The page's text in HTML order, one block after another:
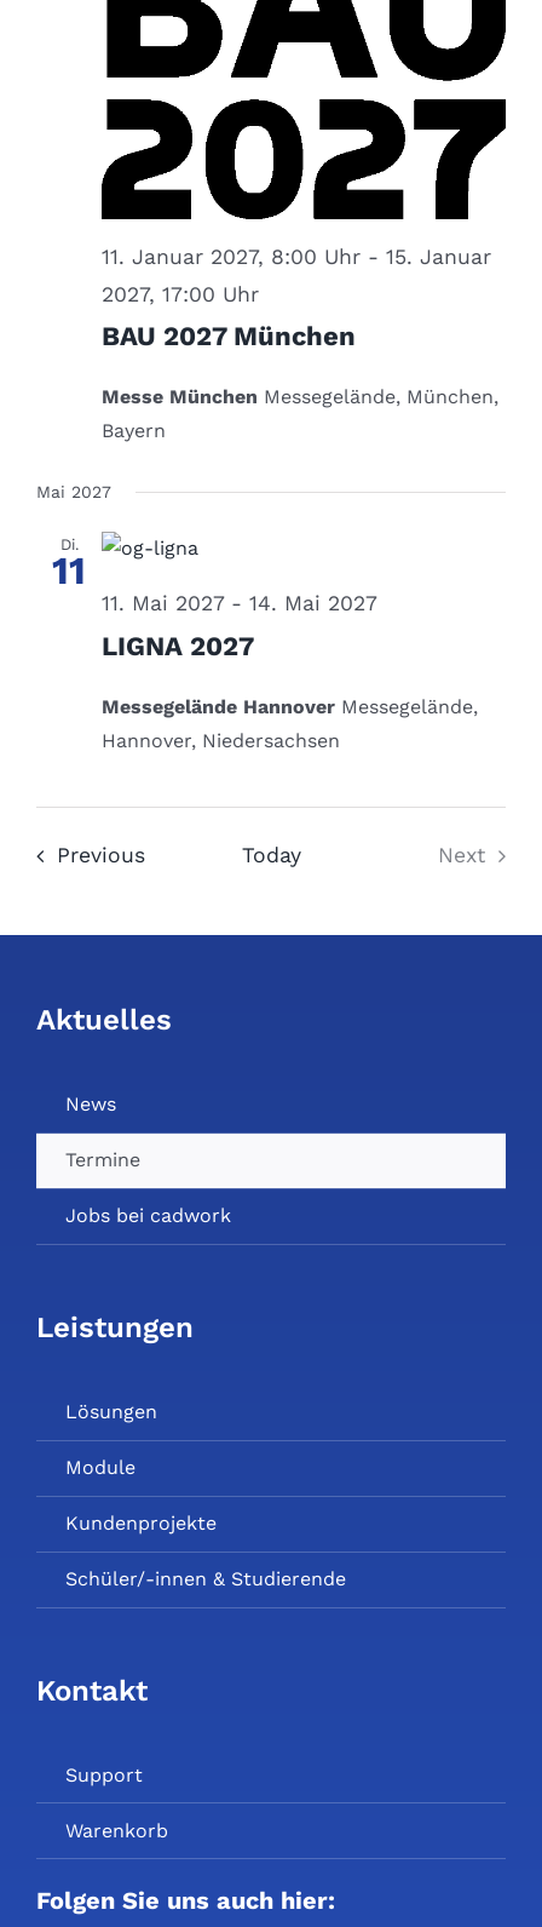
11. Januar 2027, 8:00 Uhr - 15. Januar
2027, 17:00 Uhr
BAU 2027 München
Messe München Messegelände, München,
Bayern
Mai 2027
Di.
11
11. Mai 2027- 14. Mai 2027
LIGNA 2027
Messegelände Hannover Messegelände,
Hannover, Niedersachsen
PreviousVeranstaltungen
Today
Next
Aktuelles
News
Termine
Jobs bei cadwork
Leistungen
Lösungen
Module
Kundenprojekte
Schüler/-innen & Studierende
Kontakt
Support
Warenkorb
Folgen Sie uns auch hier: